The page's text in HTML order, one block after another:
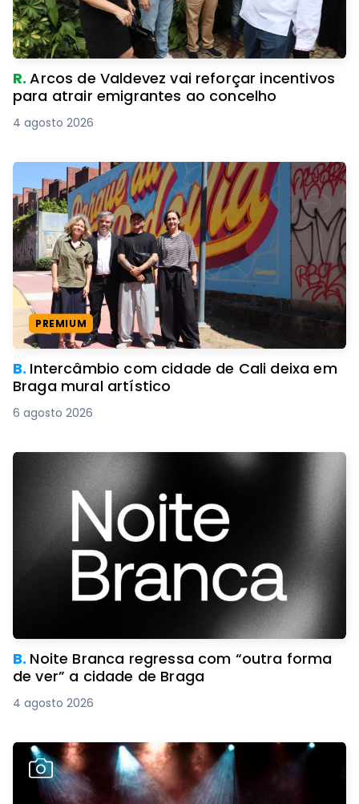
R.Arcos de Valdevez vai reforçar incentivos
para atrair emigrantes ao concelho
4 agosto 2026
PREMIUM
B. Intercâmbio com cidade de Cali deixa em
Braga mural artístico
6 agosto 2026
B. Noite Branca regressa com “outra forma
de ver” a cidade de Braga
4 agosto 2026